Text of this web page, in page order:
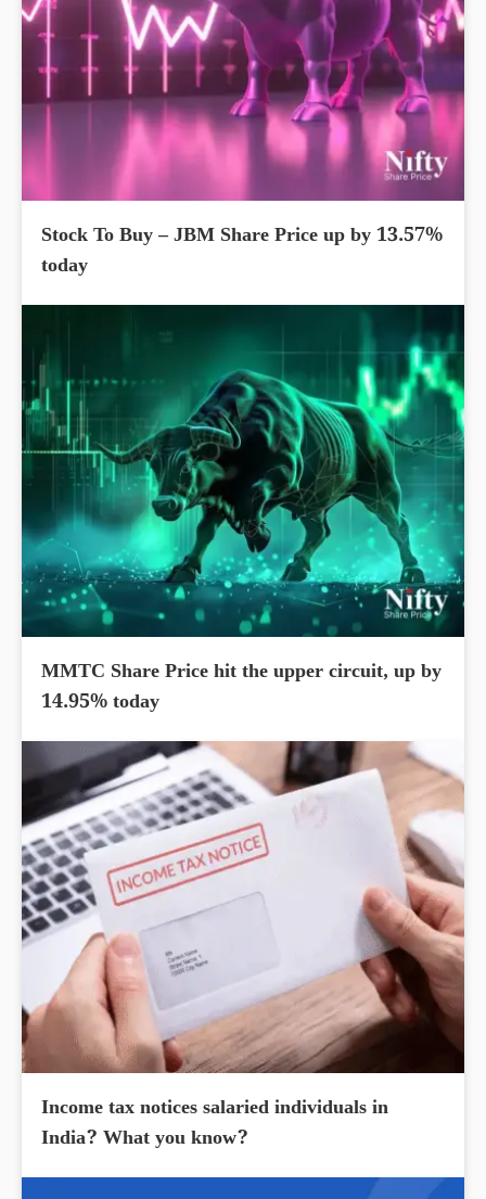
Stock To Buy – JBM Share Price up by 13.57%
today
MMTC Share Price hit the upper circuit, up by
14.95% today
Income tax notices salaried individuals in
India? What you know?